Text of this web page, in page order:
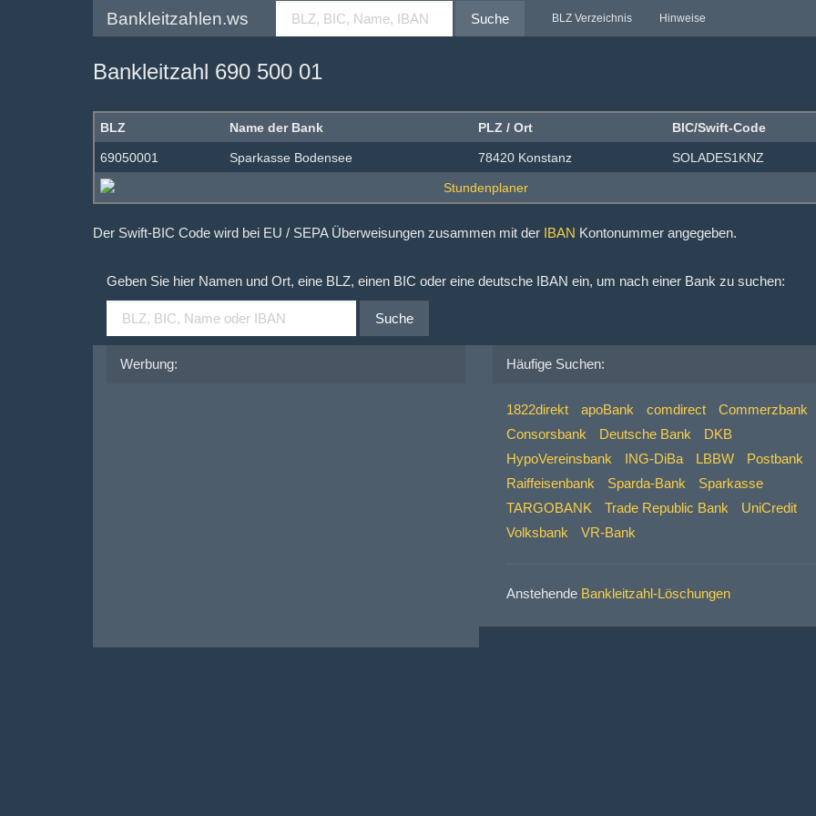
Bankleitzahlen.ws Suche BLZ Verzeichnis Hinweise
Bankleitzahl 690 500 01
BLZ Name der Bank PLZ / Ort BIC/Swift-Code
69050001 Sparkasse Bodensee 78420 Konstanz SOLADES1KNZ
Der Swift-BIC Code wird bei EU / SEPA Überweisungen zusammen mit der IBAN Kontonummer angegeben.
Geben Sie hier Namen und Ort, eine BLZ, einen BIC oder eine deutsche IBAN ein, um nach einer Bank zu suchen:
Suche
Werbung: Häufige Suchen:
1822direkt apoBank comdirect
Commerzbank
Consorsbank
Deutsche Bank
DKB
HypoVereinsbank
ING-DiBa LBBW
Postbank
Raiffeisenbank
Sparda-Bank
Sparkasse
TARGOBANK
Trade Republic Bank
UniCredit
Volksbank
VR-Bank
Anstehende Bankleitzahl-Löschungen